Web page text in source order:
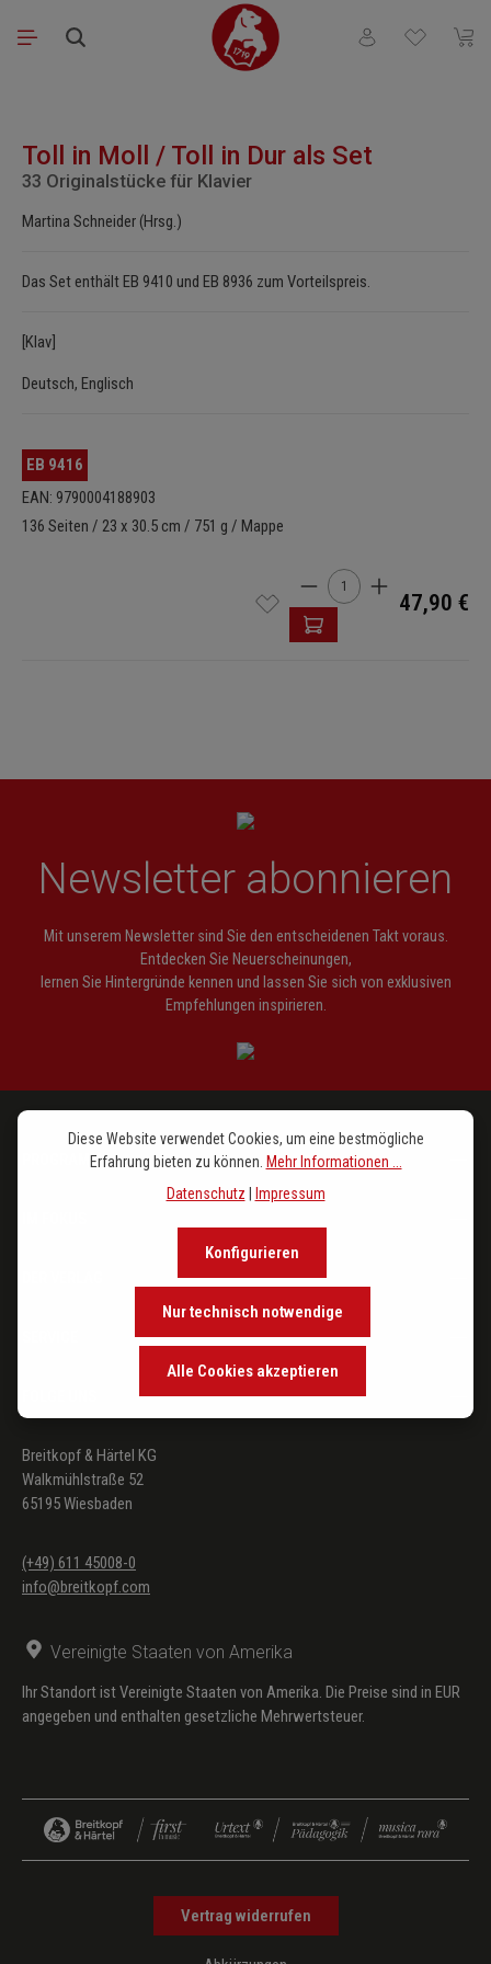
Zum Hauptinhalt springen
Du hast 0
Toll in Moll / Toll in Dur als Set
33 Originalstücke für Klavier
Martina Schneider (Hrsg.)
Das Set enthält EB 9410 und EB 8936 zum Vorteilspreis.
[Klav]
Deutsch, Englisch
EB 9416
EAN: 9790004188903
136 Seiten / 23 x 30.5 cm / 751 g / Mappe
Produkt Anzahl: Gib
47,90 €
Newsletter abonnieren
Mit unserem Newsletter sind Sie den entscheidenen Takt voraus.
Entdecken Sie Neuerscheinungen,
lernen Sie Hintergründe kennen und lassen Sie sich von exklusiven
Empfehlungen inspirieren.
PROGRAMM
Breitkopf & Härtel KG
Walkmühlstraße 52
65195 Wiesbaden
(+49) 611 45008-0
info@breitkopf.com
Vereinigte Staaten von Amerika
Ihr Standort ist Vereinigte Staaten von Amerika. Die Preise sind in EUR
angegeben und enthalten gesetzliche Mehrwertsteuer.
Vertrag widerrufen
Diese Website verwendet Cookies, um eine bestmögliche
Erfahrung bieten zu können. Mehr Informationen ...
Datenschutz
Impressum
Nur technisch notwendige
Konfigurieren
Alle Cookies akzeptieren